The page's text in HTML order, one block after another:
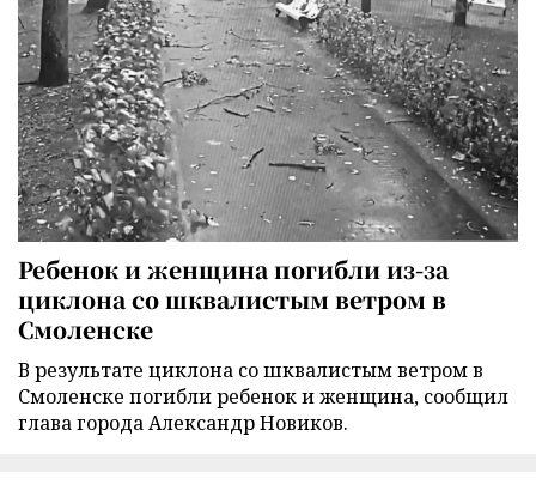
Ребенок и женщина погибли из-за
циклона со шквалистым ветром в
Смоленске
В результате циклона со шквалистым ветром в
Смоленске погибли ребенок и женщина, сообщил
глава города Александр Новиков.